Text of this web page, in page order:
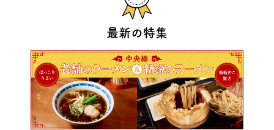
最新の特集